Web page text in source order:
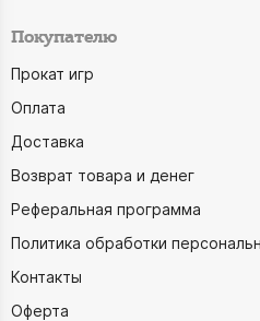
Покупателю
Прокат игр
Оплата
Доставка
Возврат товара и денег
Реферальная программа
Политика обработки
Контакты
Оферта